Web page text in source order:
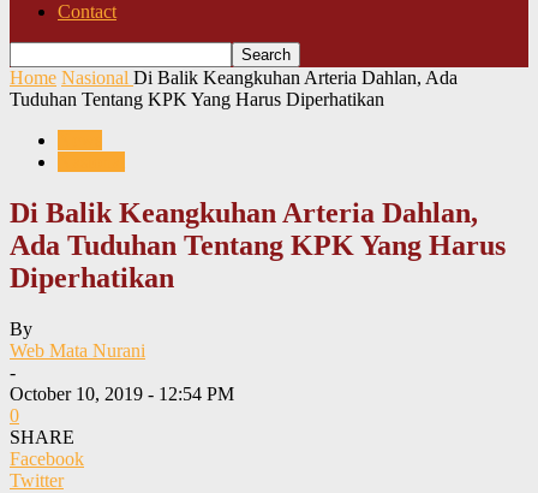
Contact
Home Nasional Di Balik Keangkuhan Arteria Dahlan, Ada
Tuduhan Tentang KPK Yang Harus Diperhatikan
Di Balik Keangkuhan Arteria Dahlan,
Ada Tuduhan Tentang KPK Yang Harus
Diperhatikan
By
Web Mata Nurani
-
October 10, 2019 - 12:54 PM
0
SHARE
Facebook
Twitter